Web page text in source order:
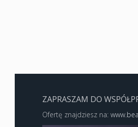
ZAPRASZAM DO
Ofertę znajdziesz na: